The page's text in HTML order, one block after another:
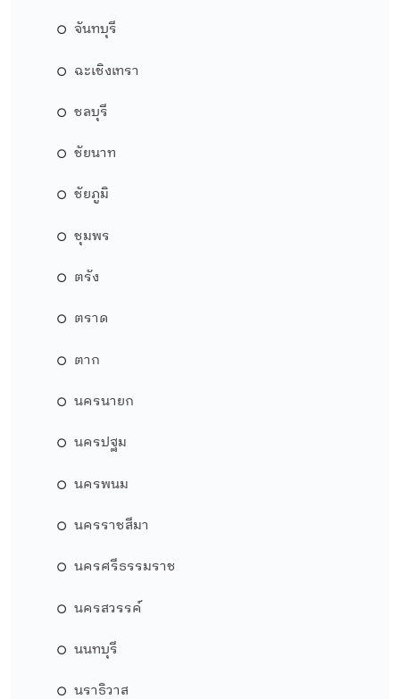
จันทบุรี
ฉะเชิงเทรา
ชลบุรี
ชัยนาท
ชัยภูมิ
ชุมพร
ตรัง
ตราด
ตาก
นครนายก
นครปฐม
นครพนม
นครราชสีมา
นครศรีธรรมราช
นครสวรรค์
นนทบุรี
นราธิวาส